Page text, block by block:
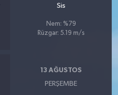
Sis
Nem: %79
Rüzgar: 5.19 m/s
13 AĞUSTOS
PERŞEMBE